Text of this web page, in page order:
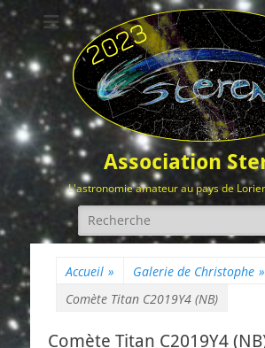
Association
L'astronomie amateur au pays de
Rechercher :
Accueil » Galerie de Christophe »
Comète Titan C2019Y4 (NB)
Comète Titan C2019Y4